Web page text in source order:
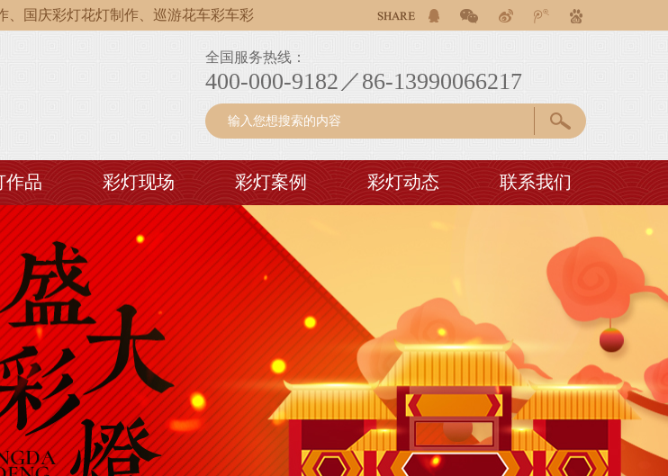
灯花灯制作、巡游花车彩车彩船制作。为客户提供自贡彩灯花灯灯会设计制作一条龙服务！
灯花灯制作、巡游花车彩车彩船制作。为客户提供自贡彩灯花灯灯会设计制作一条龙服务！
全国服务热线：
400-000-9182／86-13990066217
作品 彩灯现场 彩灯案例 彩灯动态 联系我们